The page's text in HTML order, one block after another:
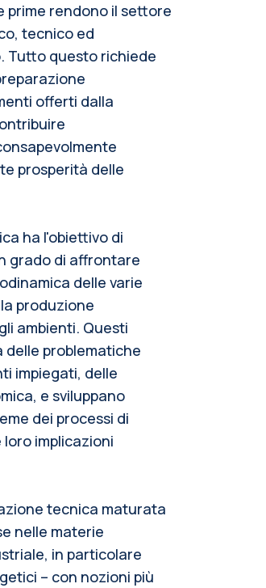
prime rendono il settore
tecnico ed
Tutto questo richiede
offerti dalla
prosperità delle
ha l'obiettivo di
grado di affrontare
delle varie
produzione
ambienti. Questi
delle problematiche
impiegati, delle
e sviluppano
dei processi di
implicazioni
tecnica maturata
nelle materie
in particolare
– con nozioni più